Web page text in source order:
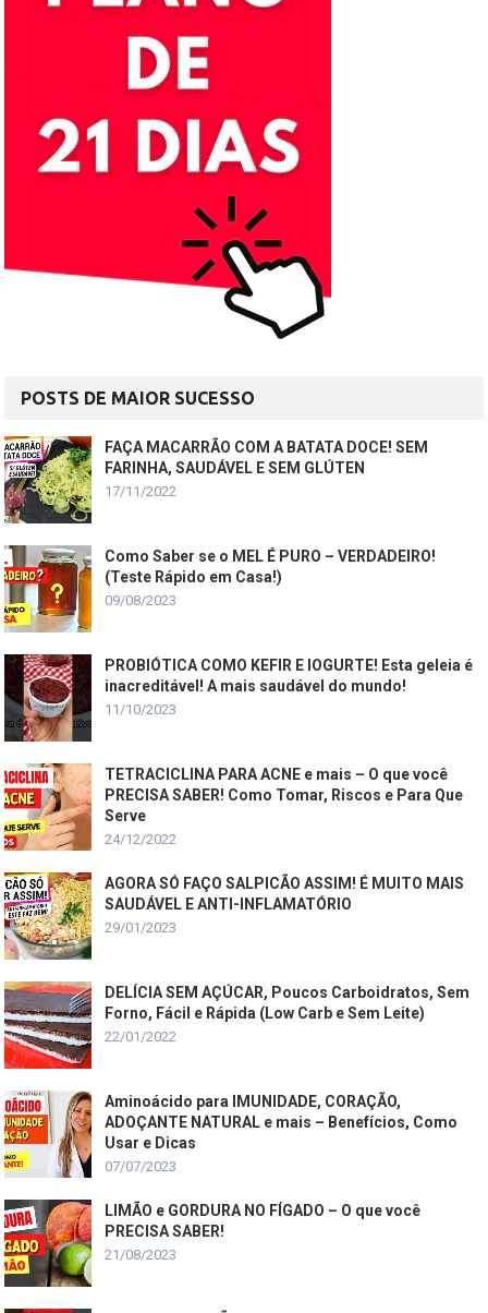
POSTS DE MAIOR SUCESSO
FAÇA MACARRÃO COM A BATATA DOCE! SEM
FARINHA, SAUDÁVEL E SEM GLÚTEN
17/11/2022
Como Saber se o MEL É PURO – VERDADEIRO!
(Teste Rápido em Casa!)
09/08/2023
PROBIÓTICA COMO KEFIR E IOGURTE! Esta geleia é
inacreditável! A mais saudável do mundo!
11/10/2023
TETRACICLINA PARA ACNE e mais – O que você
PRECISA SABER! Como Tomar, Riscos e Para Que
Serve
24/12/2022
AGORA SÓ FAÇO SALPICÃO ASSIM! É MUITO MAIS
SAUDÁVEL E ANTI-INFLAMATÓRIO
29/01/2023
DELÍCIA SEM AÇÚCAR, Poucos Carboidratos, Sem
Forno, Fácil e Rápida (Low Carb e Sem Leite)
22/01/2022
Aminoácido para IMUNIDADE, CORAÇÃO,
ADOÇANTE NATURAL e mais – Benefícios, Como
Usar e Dicas
07/07/2023
LIMÃO e GORDURA NO FÍGADO – O que você
PRECISA SABER!
21/08/2023